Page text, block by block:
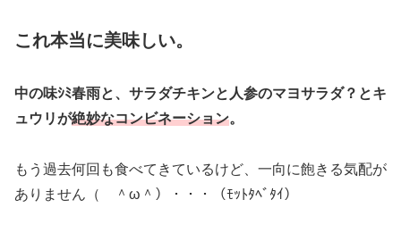
これ本当に美味しい。
中の味ｼﾐ春雨と、サラダチキンと人参のマヨサラダ？とキ
ュウリが絶妙なコンビネーション。
もう過去何回も食べてきているけど、一向に飽きる気配が
ありません（ ＾ω＾）・・・（ﾓｯﾄﾀﾍﾞﾀｲ）